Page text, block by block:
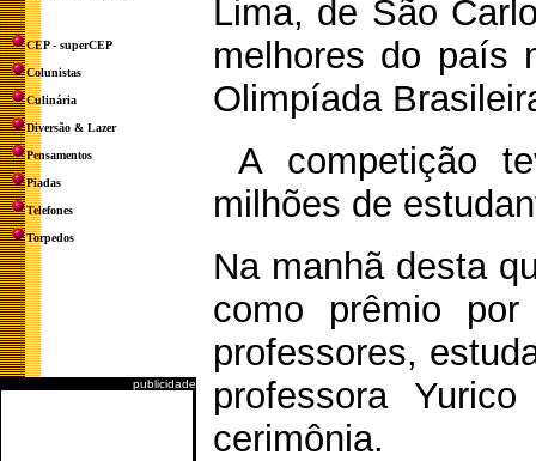
CEP - superCEP
Colunistas
Culinária
Diversão & Lazer
Pensamentos
Piadas
Telefones
Torpedos
publicidade
Lima, de São
melhores do país
Olimpíada
A competição
milhões de
Na manhã desta
como prêmio
professores,
professora
cerimônia.